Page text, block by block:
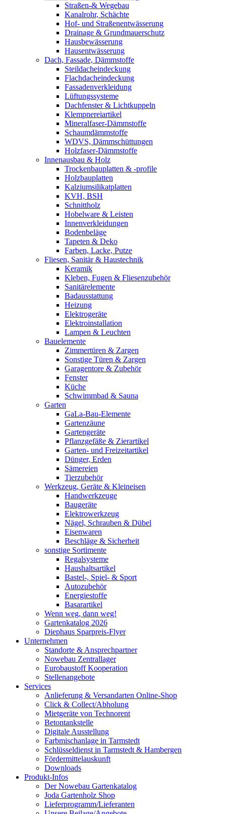
Straßen-& Wegebau
Kanalrohr, Schächte
Hof- und Straßenentwässerung
Drainage & Grundmauerschutz
Hausbewässerung
Hausentwässerung
Dach, Fassade, Dämmstoffe
Steildacheindeckung
Flachdacheindeckung
Fassadenverkleidung
Lüftungssysteme
Dachfenster & Lichtkuppeln
Klempnereiartikel
Mineralfaser-Dämmstoffe
Schaumdämmstoffe
WDVS, Dämmschüttungen
Holzfaser-Dämmstoffe
Innenausbau & Holz
Trockenbauplatten & -profile
Holzbauplatten
Kalziumsilikatplatten
KVH, BSH
Schnittholz
Hobelware & Leisten
Innenverkleidungen
Bodenbeläge
Tapeten & Deko
Farben, Lacke, Putze
Fliesen, Sanitär & Haustechnik
Keramik
Kleben, Fugen & Fliesenzubehör
Sanitärelemente
Badausstattung
Heizung
Elektrogeräte
Elektroinstallation
Lampen & Leuchten
Bauelemente
Zimmertüren & Zargen
Sonstige Türen & Zargen
Garagentore & Zubehör
Fenster
Küche
Schwimmbad & Sauna
Garten
GaLa-Bau-Elemente
Gartenzäune
Gartengeräte
Pflanzgefäße & Zierartikel
Garten- und Freizeitartikel
Dünger, Erden
Sämereien
Tierzubehör
Werkzeug, Geräte & Kleineisen
Handwerkzeuge
Baugeräte
Elektrowerkzeug
Nägel, Schrauben & Dübel
Eisenwaren
Beschläge & Sicherheit
sonstige Sortimente
Regalsysteme
Haushaltsartikel
Bastel-, Spiel- & Sport
Autozubehör
Energiestoffe
Basarartikel
Wenn weg, dann weg!
Gartenkatalog 2026
Diephaus Sparpreis-Flyer
Unternehmen
Standorte & Ansprechpartner
Nowebau Zentrallager
Eurobaustoff Kooperation
Stellenangebote
Services
Anlieferung & Versandarten Online-Shop
Click & Collect/Abholung
Mietgeräte von Technorent
Betontankstelle
Digitale Ausstellung
Farbmischanlage in Tarmstedt
Schlüsseldienst in Tarmstedt & Hambergen
Fördermittelauskunft
Downloads
Produkt-Infos
Der Nowebau Gartenkatalog
Joda Gartenholz Shop
Lieferprogramm/Lieferanten